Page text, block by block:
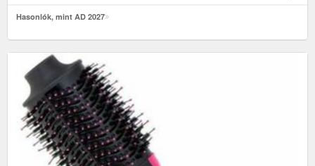
Hasonlók, mint AD 2027